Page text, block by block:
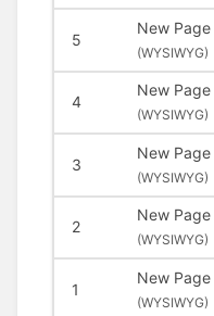
5
New Page
(WYSIWYG)
4
New Page
(WYSIWYG)
3
New Page
(WYSIWYG)
2
New Page
(WYSIWYG)
1
New Page
(WYSIWYG)